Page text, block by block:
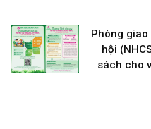
Phòng
hội
sách cho